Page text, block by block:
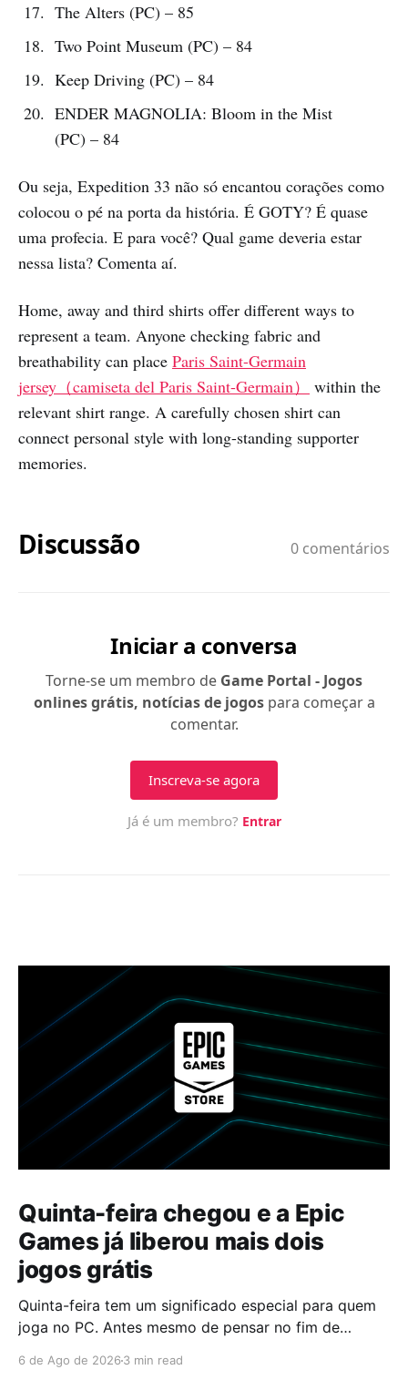
The Alters (PC) – 85
Two Point Museum (PC) – 84
Keep Driving (PC) – 84
ENDER MAGNOLIA: Bloom in the Mist
(PC) – 84
Ou seja, Expedition 33 não só encantou corações como
colocou o pé na porta da história. É GOTY? É quase
uma profecia. E para você? Qual game deveria estar
nessa lista? Comenta aí.
Home, away and third shirts offer different ways to
represent a team. Anyone checking fabric and
breathability can place Paris Saint-Germain
jersey（camiseta del Paris Saint-Germain）
within the
relevant shirt range. A carefully chosen shirt can
connect personal style with long-standing supporter
memories.
Quinta-feira chegou e a Epic
Games já liberou mais dois
jogos grátis
Quinta-feira tem um significado especial para quem
joga no PC. Antes mesmo de pensar no fim de
descobrir quais serão os próximos jogos a entrar na
6 de Ago de 2026 3 min read